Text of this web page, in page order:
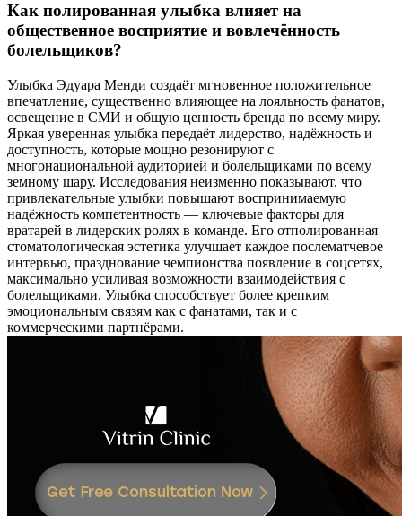
Как полированная улыбка влияет на
общественное восприятие и вовлечённость
болельщиков?
Улыбка Эдуара Менди создаёт мгновенное положительное
впечатление, существенно влияющее на лояльность фанатов,
освещение в СМИ и общую ценность бренда по всему миру.
Яркая уверенная улыбка передаёт лидерство, надёжность и
доступность, которые мощно резонируют с
многонациональной аудиторией и болельщиками по всему
земному шару. Исследования неизменно показывают, что
привлекательные улыбки повышают воспринимаемую
надёжность компетентность — ключевые факторы для
вратарей в лидерских ролях в команде. Его отполированная
стоматологическая эстетика улучшает каждое послематчевое
интервью, празднование чемпионства появление в соцсетях,
максимально усиливая возможности взаимодействия с
болельщиками. Улыбка способствует более крепким
эмоциональным связям как с фанатами, так и с
коммерческими партнёрами.